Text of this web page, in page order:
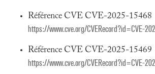
Référence CVE CVE-2025-15468
https://www.cve.org/CVERecord?id=CVE-
Référence CVE CVE-2025-15469
https://www.cve.org/CVERecord?id=CVE-